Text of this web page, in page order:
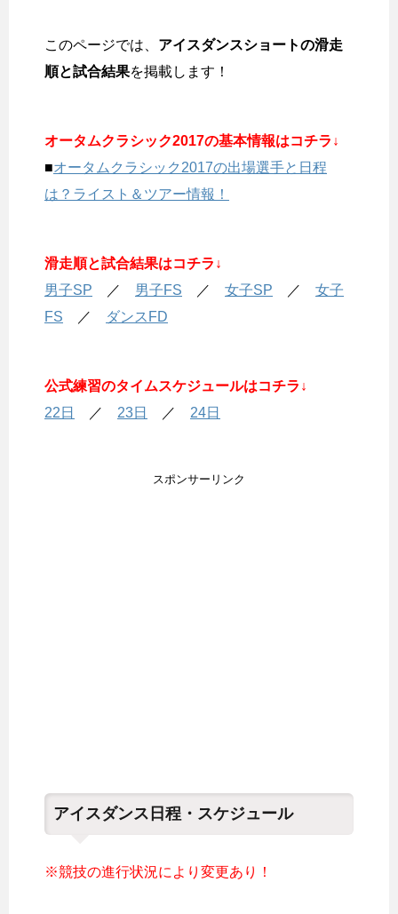
このページでは、 アイスダンスショートの滑走
順と試合結果を掲載します！
オータムクラシック2017の基本情報はコチラ↓
■オータムクラシック2017の出場選手と日程
は？ライスト＆ツアー情報！
滑走順と試合結果はコチラ↓
男子SP ／ 男子FS ／ 女子SP ／ 女子
FS ／ ダンスFD
公式練習のタイムスケジュールはコチラ↓
22日
／ 23日 ／ 24日
スポンサーリンク
アイスダンス日程・スケジュール
※競技の進行状況により変更あり！